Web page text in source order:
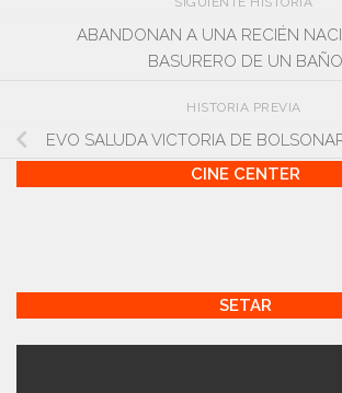
ABANDONAN A UNA RECIÉN
BASURERO DE UN BAÑO
HISTORIA PREVIA
EVO SALUDA VICTORIA DE
CINE CENTER
SETAR